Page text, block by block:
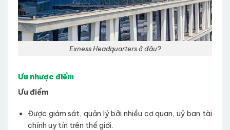
Exness Headquarters ở đâu?
Ưu nhược điểm
Ưu điểm
Được giám sát, quản lý bởi nhiều cơ quan, uỷ ban tài
chính uy tín trên thế giới.